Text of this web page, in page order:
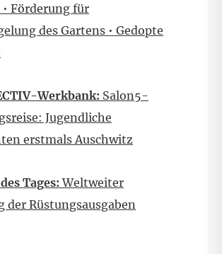
Förderung für
des Gartens • Gedopte
Werkbank: Salon5-
Jugendliche
erstmals Auschwitz
Tages: Weltweiter
der Rüstungsausgaben